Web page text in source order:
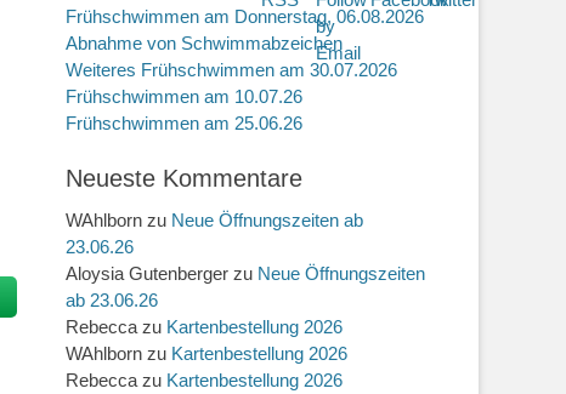
Frühschwimmen am Donnerstag, 06.08.2026
Abnahme von Schwimmabzeichen
Weiteres Frühschwimmen am 30.07.2026
Frühschwimmen am 10.07.26
Frühschwimmen am 25.06.26
Neueste Kommentare
WAhlborn zu Neue Öffnungszeiten ab
23.06.26
Aloysia Gutenberger zu Neue Öffnungszeiten
ab 23.06.26
Rebecca zu Kartenbestellung 2026
WAhlborn zu Kartenbestellung 2026
Rebecca zu Kartenbestellung 2026